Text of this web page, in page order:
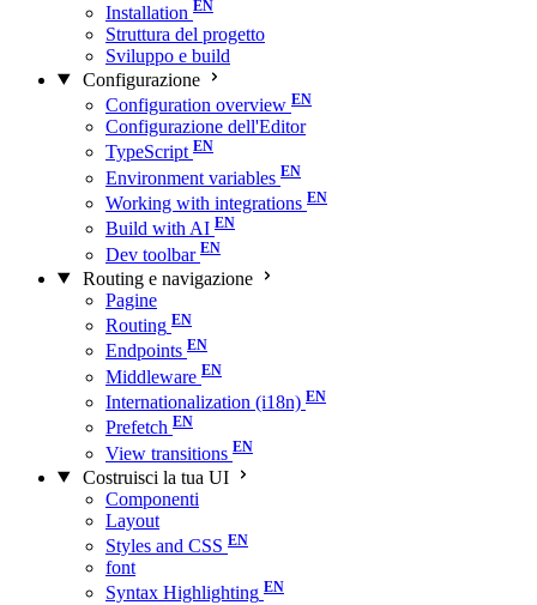
Installation
Struttura del progetto
Sviluppo e build
Configurazione
Configuration overview
Configurazione dell'Editor
TypeScript
Environment variables
Working with integrations
Build with AI
Dev toolbar
Routing e navigazione
Pagine
Routing
Endpoints
Middleware
Internationalization (i18n)
Prefetch
View transitions
Costruisci la tua UI
Componenti
Layout
Styles and CSS
font
Syntax Highlighting